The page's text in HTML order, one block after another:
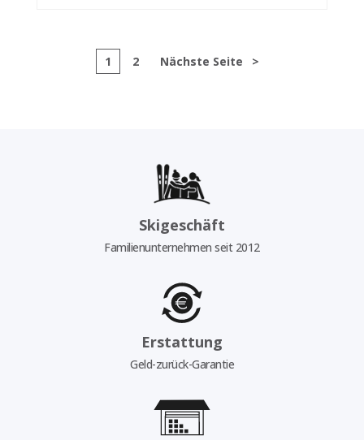
1 2 Nächste Seite >
Skigeschäft
Familienunternehmen seit 2012
Erstattung
Geld-zurück-Garantie